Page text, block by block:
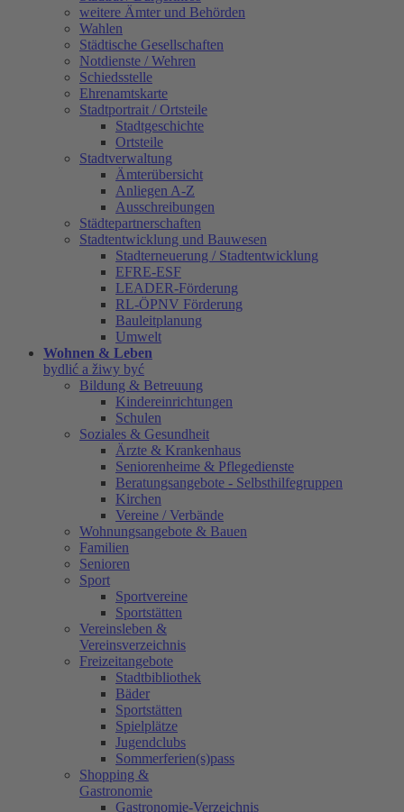
weitere Ämter und Behörden
Wahlen
Städtische Gesellschaften
Notdienste / Wehren
Schiedsstelle
Ehrenamtskarte
Stadtportrait / Ortsteile
Stadtgeschichte
Ortsteile
Stadtverwaltung
Ämterübersicht
Anliegen A-Z
Ausschreibungen
Städtepartnerschaften
Stadtentwicklung und Bauwesen
Stadterneuerung / Stadtentwicklung
EFRE-ESF
LEADER-Förderung
RL-ÖPNV Förderung
Bauleitplanung
Umwelt
Wohnen & Leben
bydlić a žiwy być
Bildung & Betreuung
Kindereinrichtungen
Schulen
Soziales & Gesundheit
Ärzte & Krankenhaus
Seniorenheime & Pflegedienste
Beratungsangebote - Selbsthilfegruppen
Kirchen
Vereine / Verbände
Wohnungsangebote & Bauen
Familien
Senioren
Sport
Sportvereine
Sportstätten
Vereinsleben &
Vereinsverzeichnis
Freizeitangebote
Stadtbibliothek
Bäder
Sportstätten
Spielplätze
Jugendclubs
Sommerferien(s)pass
Shopping &
Gastronomie
Gastronomie-Verzeichnis